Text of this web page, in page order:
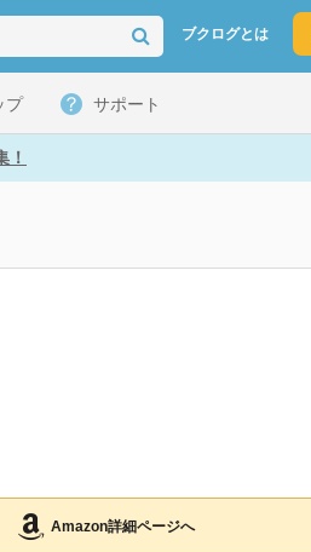
ブクログとは
プ サポート
！
Amazon詳細ページへ